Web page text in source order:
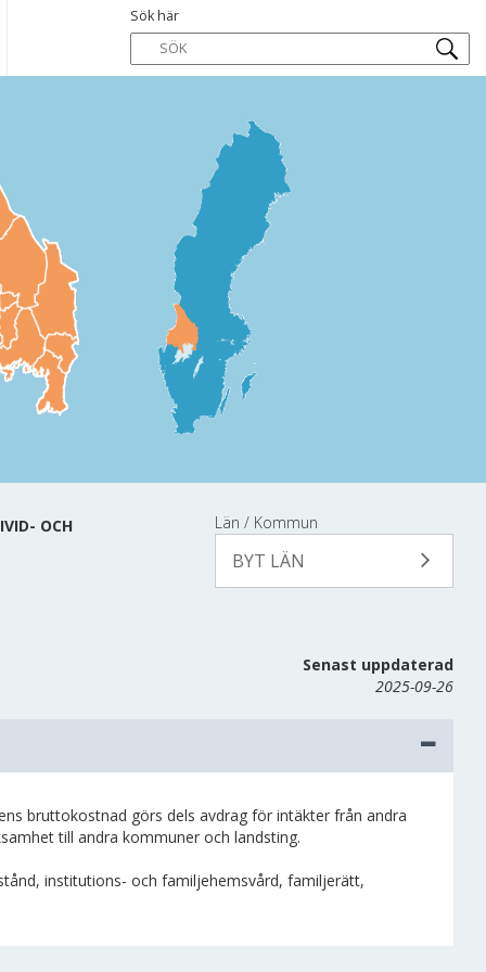
Sök här
OCH Län / Kommun
BYT LÄN
Senast uppdaterad
2025-09-26
bruttokostnad görs dels avdrag för intäkter från andra
till andra kommuner och landsting.
institutions- och familjehemsvård, familjerätt,